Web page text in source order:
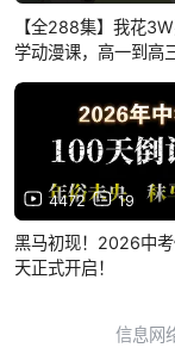
【全288集】我花
学动漫课，高一到高
轻松学好高中数学！
4472 19
黑马初现！2026中
天正式开启！
信息网